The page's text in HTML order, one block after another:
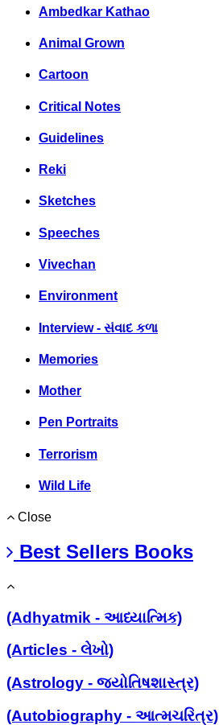
Ambedkar Kathao
Animal Grown
Cartoon
Critical Notes
Guidelines
Reki
Sketches
Speeches
Vivechan
Environment
Interview - સંવાદ કળા
Memories
Mother
Pen Portraits
Terrorism
Wild Life
Close
Best Sellers Books
(Adhyatmik - આધ્યાત્મિક)
(Articles - લેખો)
(Astrology - જ્યોતિષશાસ્ત્ર)
(Autobiography - આત્મચરિત્ર)